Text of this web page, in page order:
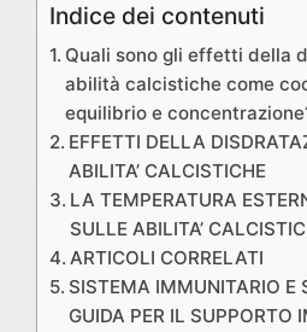
Indice dei contenuti
Quali sono gli effetti della
abilità calcistiche come
equilibrio e
EFFETTI DELLA
ABILITA’ CALCISTICHE
LA TEMPERATURA
SULLE ABILITA’
ARTICOLI CORRELATI
SISTEMA IMMUNITARIO E
GUIDA PER IL SUPPORTO